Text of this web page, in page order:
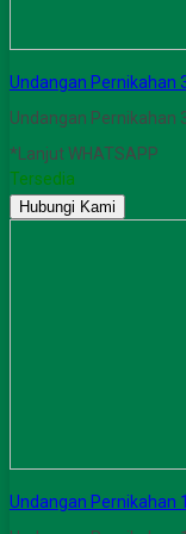
Undangan Pernikahan
Undangan Pernikahan
*Lanjut WHATSAPP
Tersedia
Hubungi Kami
Undangan Pernikahan